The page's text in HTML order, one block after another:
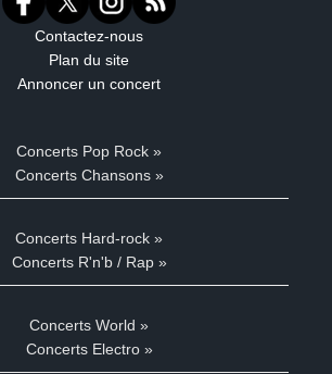
Contactez-nous
Plan du site
Annoncer un concert
Concerts Pop Rock »
Concerts Chansons »
Concerts Hard-rock »
Concerts R'n'b / Rap »
Concerts World »
Concerts Electro »